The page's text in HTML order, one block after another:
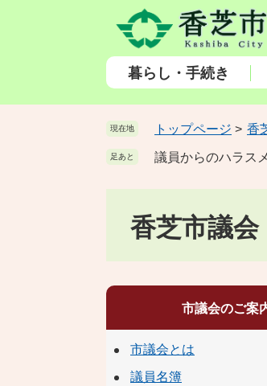
頭
飛
暮らし・手続き
現在地 トップページ > 香
足あと 議員からのハラス
香芝市議会
市議会のご案
市議会とは
議員名簿